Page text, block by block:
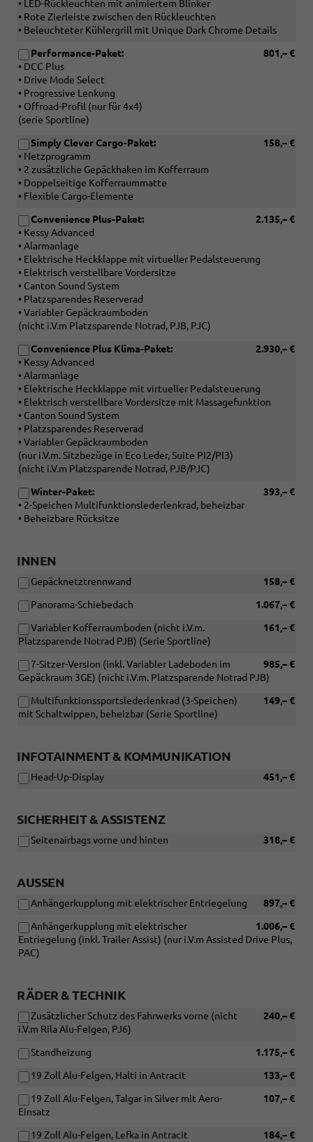
• LED-Rückleuchten mit animiertem Blinker
• Rote Zierleiste zwischen den Rückleuchten
• Beleuchteter Kühlergrill mit Unique Dark Chrome Details
801,– €
Performance-Paket:
• DCC Plus
• Drive Mode Select
• Progressive Lenkung
• Offroad-Profil (nur für 4x4)
(serie Sportline)
158,– €
Simply Clever Cargo-Paket:
• Netzprogramm
• 2 zusätzliche Gepäckhaken im Kofferraum
• Doppelseitige Kofferraummatte
• Flexible Cargo-Elemente
2.135,– €
Convenience Plus-Paket:
• Kessy Advanced
• Alarmanlage
• Elektrische Heckklappe mit virtueller Pedalsteuerung
• Elektrisch verstellbare Vordersitze
• Canton Sound System
• Platzsparendes Reserverad
• Variabler Gepäckraumboden
(nicht i.V.m Platzsparende Notrad, PJB, PJC)
2.930,– €
Convenience Plus Klima-Paket:
• Kessy Advanced
• Alarmanlage
• Elektrische Heckklappe mit virtueller Pedalsteuerung
• Elektrisch verstellbare Vordersitze mit Massagefunktion
• Canton Sound System
• Platzsparendes Reserverad
• Variabler Gepäckraumboden
(nur i.V.m. Sitzbezüge in Eco Leder, Suite PI2/PI3)
(nicht i.V.m Platzsparende Notrad, PJB/PJC)
393,– €
Winter-Paket:
• 2-Speichen Multifunktionslederlenkrad, beheizbar
• Beheizbare Rücksitze
INNEN
158,– €
Gepäcknetztrennwand
1.067,– €
Panorama-Schiebedach
161,– €
Variabler Kofferraumboden (nicht i.V.m.
Platzsparende Notrad PJB) (Serie Sportline)
985,– €
7-Sitzer-Version (inkl. Variabler Ladeboden im
Gepäckraum 3GE) (nicht i.V.m. Platzsparende Notrad PJB)
149,– €
Multifunktionssportslederlenkrad (3-Speichen)
mit Schaltwippen, beheizbar (Serie Sportline)
INFOTAINMENT & KOMMUNIKATION
451,– €
Head-Up-Display
SICHERHEIT & ASSISTENZ
318,– €
Seitenairbags vorne und hinten
AUSSEN
897,– €
Anhängerkupplung mit elektrischer Entriegelung
1.006,– €
Anhängerkupplung mit elektrischer
Entriegelung (inkl. Trailer Assist) (nur i.V.m Assisted Drive Plus,
PAC)
RÄDER & TECHNIK
240,– €
Zusätzlicher Schutz des Fahrwerks vorne (nicht
i.V.m Rila Alu-Felgen, PJ6)
1.175,– €
Standheizung
133,– €
19 Zoll Alu-Felgen, Halti in Antracit
107,– €
19 Zoll Alu-Felgen, Talgar in Silver mit Aero-
Einsatz
184,– €
19 Zoll Alu-Felgen, Lefka in Antracit